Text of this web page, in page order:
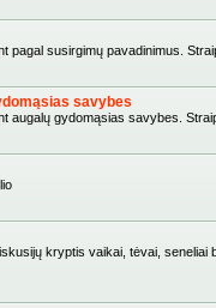
pagal susirgimų pavadinimus.
savybes
augalų gydomąsias savybes.
kryptis vaikai, tėvai, seneliai